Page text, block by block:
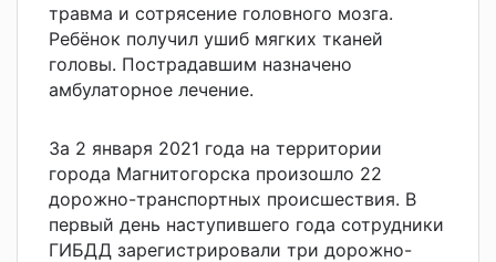
травма и сотрясение головного мозга.
Ребёнок получил ушиб мягких тканей
головы. Пострадавшим назначено
амбулаторное лечение.
За 2 января 2021 года на территории
города Магнитогорска произошло 22
дорожно-транспортных происшествия. В
первый день наступившего года сотрудники
ГИБДД зарегистрировали три дорожно-